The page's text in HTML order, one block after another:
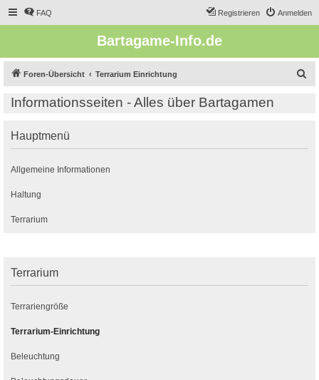
FAQ Anmelden
Registrieren
Bartagame-Info.de
Foren-Übersicht Terrarium Einrichtung
Informationsseiten - Alles über Bartagamen
Hauptmenü
Allgemeine Informationen
Haltung
Terrarium
Terrarium
Terrariengröße
Terrarium-Einrichtung
Beleuchtung